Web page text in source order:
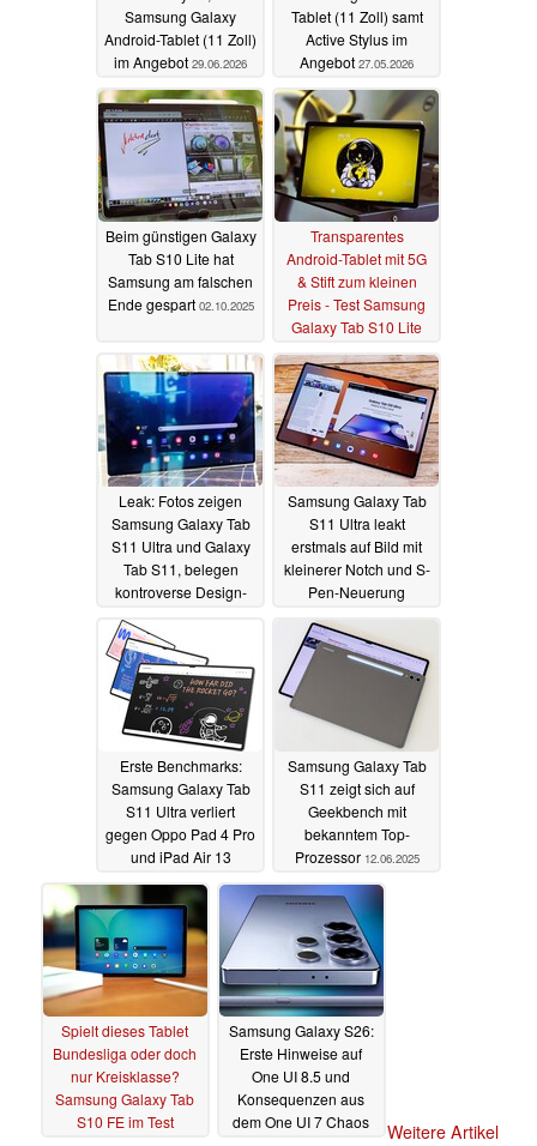
Samsung Galaxy
Android-Tablet (11 Zoll)
im Angebot 29.06.2026
Tablet (11 Zoll) samt
Active Stylus im
Angebot 27.05.2026
Beim günstigen Galaxy
Tab S10 Lite hat
Samsung am falschen
Ende gespart 02.10.2025
Transparentes
Android-Tablet mit 5G
& Stift zum kleinen
Preis - Test Samsung
Galaxy Tab S10 Lite
30.09.2025
Leak: Fotos zeigen
Samsung Galaxy Tab
S11 Ultra und Galaxy
Tab S11, belegen
kontroverse Design-
Änderung
Samsung Galaxy Tab
S11 Ultra leakt
erstmals auf Bild mit
kleinerer Notch und S-
Pen-Neuerung
16.07.2025
Erste Benchmarks:
Samsung Galaxy Tab
S11 Ultra verliert
gegen Oppo Pad 4 Pro
und iPad Air 13
27.06.2025
Samsung Galaxy Tab
S11 zeigt sich auf
Geekbench mit
bekanntem Top-
Prozessor 12.06.2025
Spielt dieses Tablet
Bundesliga oder doch
nur Kreisklasse?
Samsung Galaxy Tab
S10 FE im Test
Samsung Galaxy S26:
Erste Hinweise auf
One UI 8.5 und
Konsequenzen aus
dem One UI 7 Chaos
Weitere Artikel